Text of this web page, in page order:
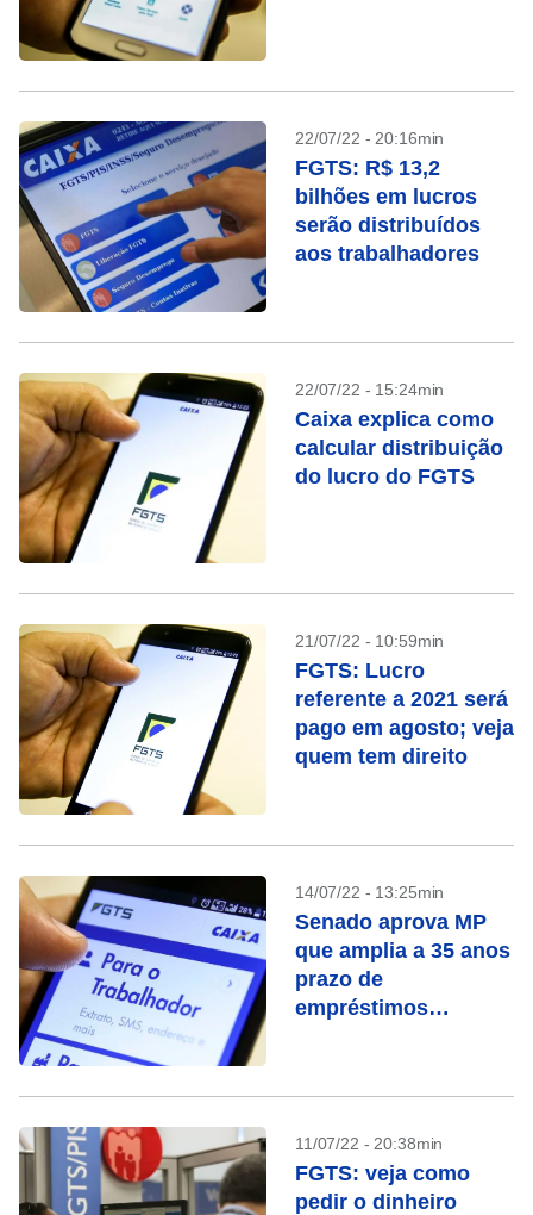
22/07/22 - 20:16min
FGTS: R$ 13,2
bilhões em lucros
serão distribuídos
aos trabalhadores
22/07/22 - 15:24min
Caixa explica como
calcular distribuição
do lucro do FGTS
21/07/22 - 10:59min
FGTS: Lucro
referente a 2021 será
pago em agosto; veja
quem tem direito
14/07/22 - 13:25min
Senado aprova MP
que amplia a 35 anos
prazo de
empréstimos
11/07/22 - 20:38min
FGTS: veja como
pedir o dinheiro